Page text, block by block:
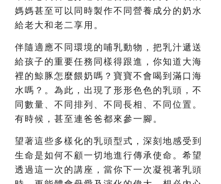
媽媽甚至可以同時製作不同營養成分的奶水
給老大和老二享用。
伴隨適應不同環境的哺乳動物，把乳汁遞送
給孩子的重要任務同樣得跟進，你知道大海
裡的鯨豚怎麼餵奶嗎？寶寶不會喝到滿口海
水嗎？。為此，出現了形形色色的乳頭，不
同數量、不同排列、不同長相、不同位置。
有時候，甚至連爸爸都來參一腳。
望著這些多樣化的乳頭型式，深刻地感受到
生命是如何不顧一切地進行傳承使命。希望
透過這一次的講座，當你下一次凝視著乳頭